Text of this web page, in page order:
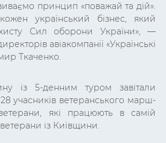
принцип «поважай та дій».
український бізнес, який
Сил оборони України», —
авіакомпанії «Українські
Ткаченко.
із 5-денним туром завітали
учасників ветеранського марш-
які працюють в самій
із Київщини.